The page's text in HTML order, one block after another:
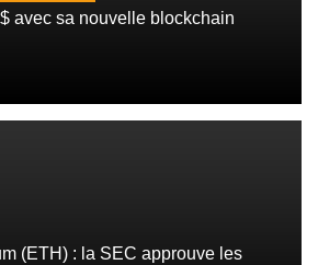
avec sa nouvelle blockchain
(ETH) : la SEC approuve les